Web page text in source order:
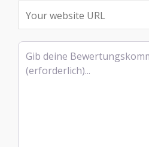
Rezensionstext